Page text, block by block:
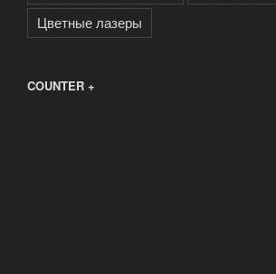
Цветные лазеры
COUNTER +